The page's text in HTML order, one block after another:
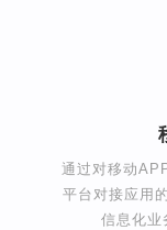
通过对移动
平台对接应用
信息化业